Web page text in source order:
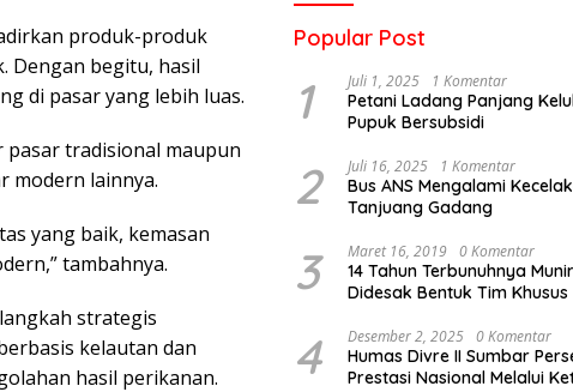
produk-produk
Dengan begitu, hasil
di pasar yang lebih luas.
tradisional maupun
modern lainnya.
yang baik, kemasan
tambahnya.
strategis
kelautan dan
hasil perikanan.
Popular Post
1 Juli 1, 2025 1 Komentar
Petani Ladang Panjang
Pupuk Bersubsidi
2 Juli 16, 2025 1 Komentar
Bus ANS Mengalami
Tanjuang Gadang
3 Maret 16, 2019 0 Komentar
14 Tahun Terbunuhnya
Didesak Bentuk Tim Khusus
4 Desember 2, 2025 0 Komentar
Humas Divre II Sumbar
Prestasi Nasional Melalui